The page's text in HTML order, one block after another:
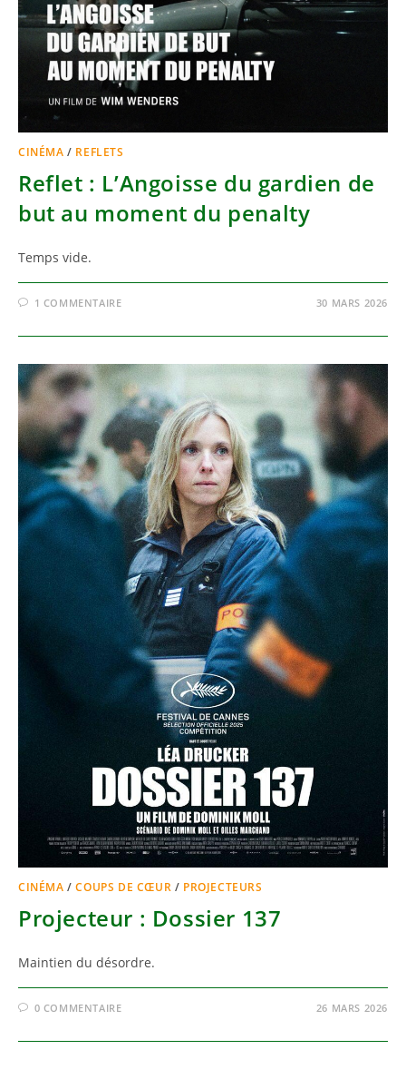
CINÉMA / REFLETS
Reflet : L’Angoisse du gardien de
but au moment du penalty
Temps vide.
1 COMMENTAIRE 30 MARS 2026
CINÉMA /COUPS DE CŒUR / PROJECTEURS
Projecteur : Dossier 137
Maintien du désordre.
0 COMMENTAIRE 26 MARS 2026